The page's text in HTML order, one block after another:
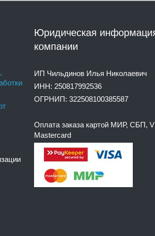
Юридическая
компании
ИП Чильдинов Илья Николаевич
ИНН: 250817992536
ОГРНИП: 322508100385587
Оплата заказа картой МИР, СБП,
Mastercard